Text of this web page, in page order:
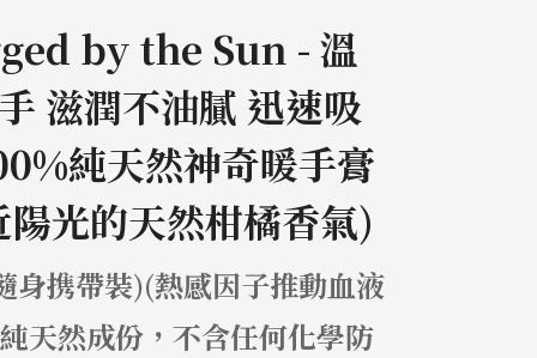
by the Sun - 溫
滋潤不油膩 迅速吸
純天然神奇暖手膏
光的天然柑橘香氣)
身携帶裝)(熱感因子推動血液
天然成份，不含任何化學防